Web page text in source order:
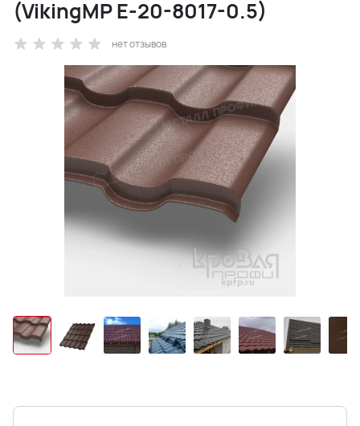
(VikingMP E-20-8017-0.5)
нет отзывов